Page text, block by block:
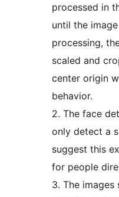
processed in
until the
processing,
scaled and
center origin
behavior.
2. The face
only detect a
suggest this
for people
3. The images